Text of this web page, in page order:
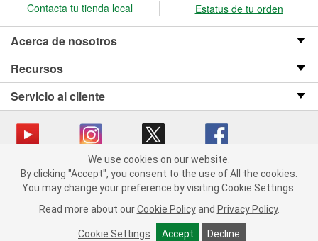
We use cookies on our website. By clicking "Accept", you consent
to the use of All the cookies.
You may change your preference by visiting Cookie Settings.
Read more about our Cookie Policy and Privacy Policy.
Cookie Settings Accept Decline
Contacta tu tienda local Estatus de tu orden
Acerca de nosotros
Recursos
Servicio al cliente
Copyright © 2008-2026 O’Reilly Auto Parts v OST_3.2.0.0.729 (3) cv1361
catalog_main
Política de privacidad
Ley de transparencia en las cadenas de suministro
We use cookies on our website.
By clicking "Accept", you consent to the use of All the cookies.
You may change your preference by visiting Cookie Settings.
Read more about our Cookie Policy and Privacy Policy.
Cookie Settings Accept Decline